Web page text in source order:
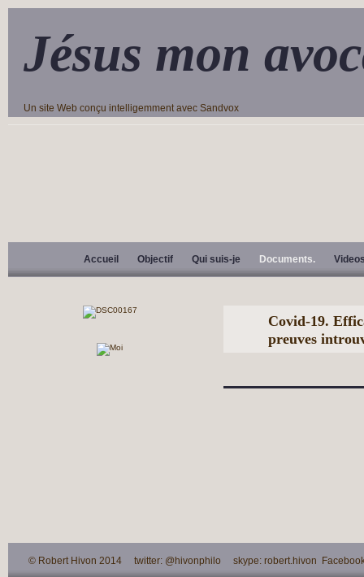
Jésus mon
Un site Web conçu intelligemment avec Sandvox
Accueil Objectif Qui suis-je Documents.
Covid-19.
preuves
© Robert Hivon 2014 twitter: @hivonphilo skype: robert.hivon